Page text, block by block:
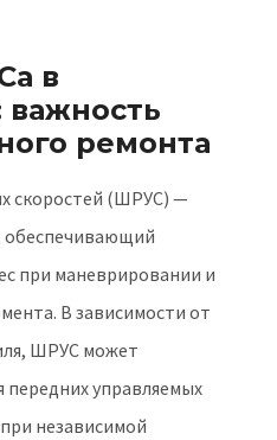
в
важность
ремонта
скоростей (ШРУС) —
обеспечивающий
при маневрировании и
В зависимости от
ШРУС может
передних управляемых
независимой